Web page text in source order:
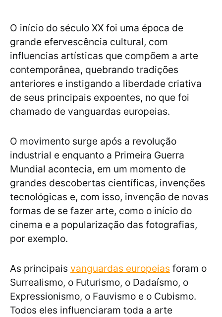
O início do século XX foi uma época de
grande efervescência cultural, com
influencias artísticas que compõem a arte
contemporânea, quebrando tradições
anteriores e instigando a liberdade criativa
de seus principais expoentes, no que foi
chamado de vanguardas europeias.
O movimento surge após a revolução
industrial e enquanto a Primeira Guerra
Mundial acontecia, em um momento de
grandes descobertas científicas, invenções
tecnológicas e, com isso, invenção de novas
formas de se fazer arte, como o início do
cinema e a popularização das fotografias,
por exemplo.
As principais vanguardas europeias foram o
Surrealismo, o Futurismo, o Dadaísmo, o
Expressionismo, o Fauvismo e o Cubismo.
Todos eles influenciaram toda a arte